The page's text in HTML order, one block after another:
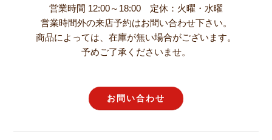
営業時間 12:00～18:00 定休：火曜・水曜
営業時間外の来店予約はお問い合わせ下さい。
商品によっては、在庫が無い場合がございます。
予めご了承くださいませ。
お問い合わせ